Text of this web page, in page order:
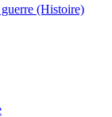
guerre (Histoire)